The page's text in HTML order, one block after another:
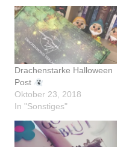
Drachenstarke Halloween
Post
Oktober 23, 2018
In "Sonstiges"